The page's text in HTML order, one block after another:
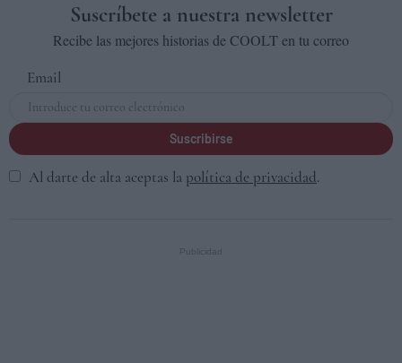
Suscríbete a nuestra newsletter
Recibe las mejores historias de COOLT en tu correo
Email
Suscribirse
Al darte de alta aceptas la política de privacidad.